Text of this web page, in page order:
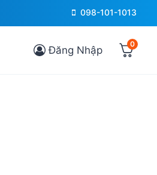
098-101-1013
Đăng Nhập 0